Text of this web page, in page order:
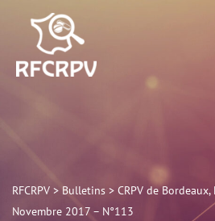
contenu
RFCRPV> Bulletins> CRPV de
Novembre 2017 – N°113